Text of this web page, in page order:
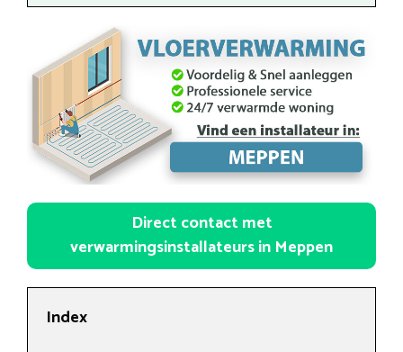
Direct contact met
verwarmingsinstallateurs in Meppen
Index